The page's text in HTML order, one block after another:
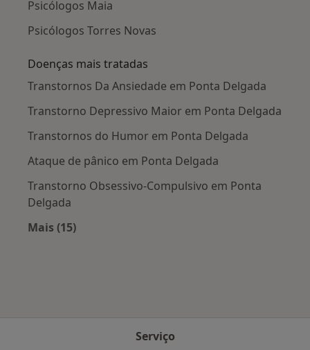
Psicólogos Maia
Psicólogos Torres Novas
Doenças mais tratadas
Transtornos Da Ansiedade em Ponta Delgada
Transtorno Depressivo Maior em Ponta Delgada
Transtornos do Humor em Ponta Delgada
Ataque de pânico em Ponta Delgada
Transtorno Obsessivo-Compulsivo em Ponta
Delgada
Mais (15)
Serviço